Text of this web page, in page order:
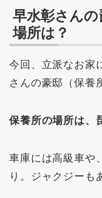
早水彰さんの
場所は？
今回、立派なお家
さんの豪邸（保養
保養所の場所は、
車庫には高級車や
り。ジャクジーも